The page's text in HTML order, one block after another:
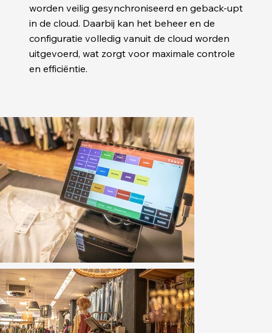
worden veilig gesynchroniseerd en geback-upt
in de cloud. Daarbij kan het beheer en de
configuratie volledig vanuit de cloud worden
uitgevoerd, wat zorgt voor maximale controle
en efficiëntie.